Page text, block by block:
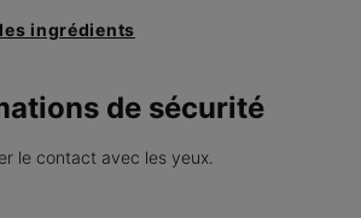
ingrédients
de sécurité
le contact avec les yeux.